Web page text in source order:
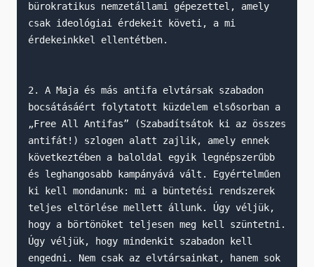
bürokratikus nemzetállami gépezettel, amely
csak ideológiai érdekeit követi, a mi
érdekeinkkel ellentétben.
2. A Maja és más antifa elvtársak szabadon
bocsátásáért folytatott küzdelem elsősorban a
„Free All Antifas” (Szabadítsátok ki az összes
antifát!) szlogen alatt zajlik, amely ennek
következtében a baloldal egyik legnépszerűbb
és leghangosabb kampányává vált. Egyértelműen
ki kell mondanunk: mi a büntetési rendszerek
teljes eltörlése mellett állunk. Úgy véljük,
hogy a börtönöket teljesen meg kell szüntetni.
Úgy véljük, hogy mindenkit szabadon kell
engedni. Nem csak az elvtársainkat, hanem sok